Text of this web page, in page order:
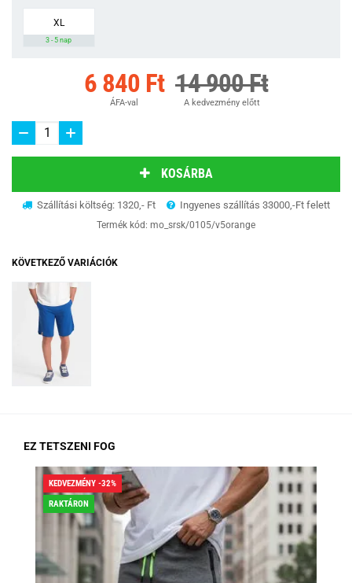
XL
3 - 5 nap
6 840 Ft
ÁFA-val
14 900 Ft
A kedvezmény előtt
KOSÁRBA
Szállítási költség: 1320,- Ft Ingyenes szállítás 33000,-Ft felett
Termék kód: mo_srsk/0105/v5orange
KÖVETKEZŐ VARIÁCIÓK
EZ TETSZENI FOG
KEDVEZMÉNY -32%
RAKTÁRON